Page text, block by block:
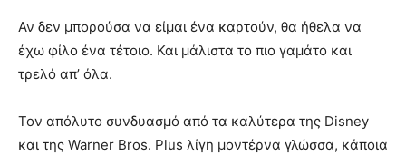
Αν δεν μπορούσα να είμαι ένα καρτούν, θα ήθελα να
έχω φίλο ένα τέτοιο. Και μάλιστα το πιο γαμάτο και
τρελό απ’ όλα.
Τον απόλυτο συνδυασμό από τα καλύτερα της Disney
και της Warner Bros. Plus λίγη μοντέρνα γλώσσα, κάποια